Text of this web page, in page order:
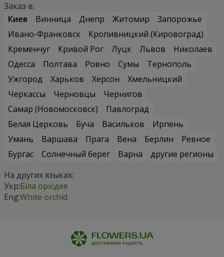
Заказ в:
Киев
Винница Днепр Житомир
Запорожье
Ивано-Франковск
Кропивницкий (Кировоград)
Кременчуг
Кривой Рог Луцк Львов
Николаев
Одесса
Полтава Ровно Сумы
Тернополь
Ужгород
Харьков Херсон
Хмельницкий
Черкассы
Черновцы
Чернигов
Самар (Новомосковск)
Павлоград
Белая Церковь
Буча Васильков
Ирпень
Умань
Варшава Прага Вена Берлин
Ревное
Бургас
Солнечный берег Варна
другие регионы
На других языках:
Укр:Біла орхідея
Eng:White orchid